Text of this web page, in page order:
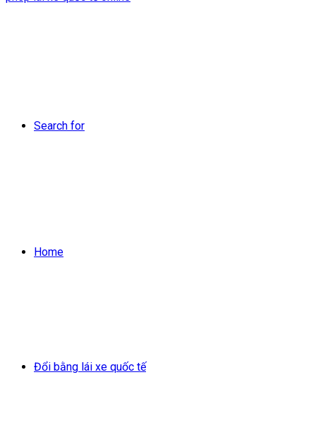
Search for
Home
Đổi bằng lái xe quốc tế